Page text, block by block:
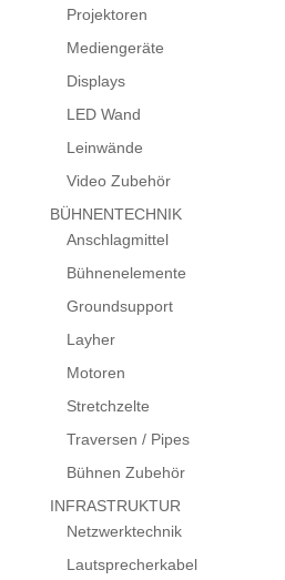
Projektoren
Mediengeräte
Displays
LED Wand
Leinwände
Video Zubehör
BÜHNENTECHNIK
Anschlagmittel
Bühnenelemente
Groundsupport
Layher
Motoren
Stretchzelte
Traversen / Pipes
Bühnen Zubehör
INFRASTRUKTUR
Netzwerktechnik
Lautsprecherkabel